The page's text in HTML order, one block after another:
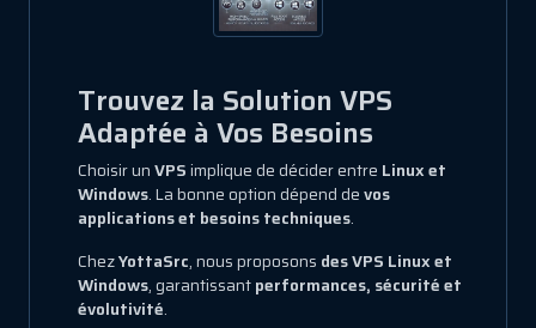
Trouvez la Solution VPS
Adaptée à Vos Besoins
Choisir unVPSimplique de décider entre Linux et
Windows. La bonne option dépend devos
applications et besoins techniques.
ChezYottaSrc, nous proposons des VPS Linux et
Windows, garantissantperformances, sécurité et
évolutivité.